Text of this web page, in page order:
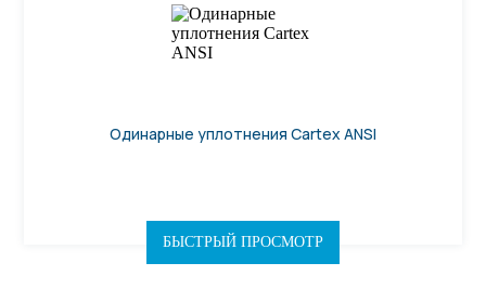
Одинарные уплотнения Cartex ANSI
БЫСТРЫЙ ПРОСМОТР